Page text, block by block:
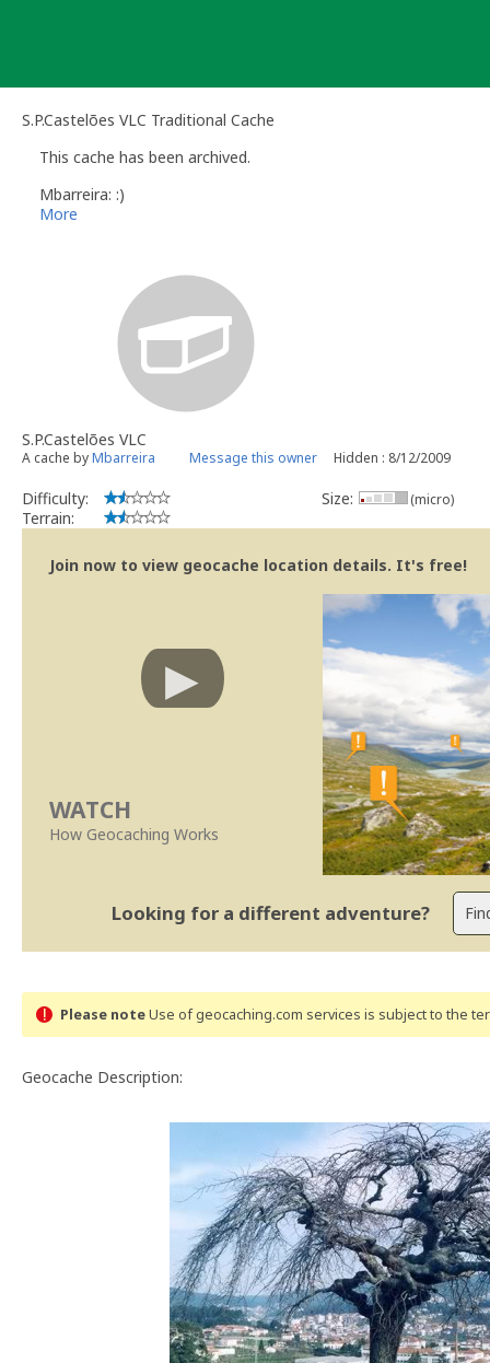
S.P.Castelões VLC Traditional Cache
This cache has been archived.
Mbarreira: :)
More
S.P.Castelões VLC
A cache byMbarreira Message this owner Hidden : 8/12/2009
Difficulty:
Terrain:
Size: (micro)
Join now to view geocache location details. It's free!
WATCH
How Geocaching Works
Looking for a different adventure?
Please noteUse of geocaching.com services is subject to the
Geocache Description: